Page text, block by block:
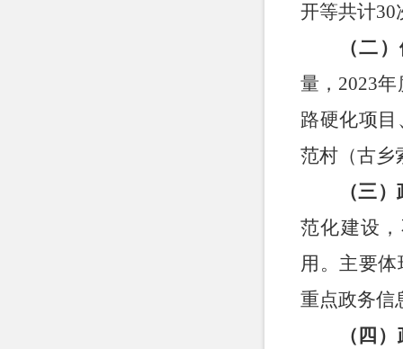
开等共计30
（二
量，2023
路硬化项
范村（古乡
（三
范化建设
用。主要
重点政务信
（四